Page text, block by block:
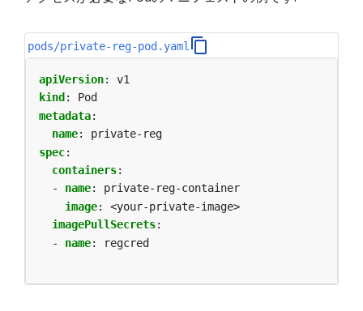
pods/private-reg-pod.yaml
apiVersion:
v1
kind :
Pod
metadata:
name:
private-reg
spec:
containers:
- name:
private-reg-container
image:
<your-private-image>
imagePullSecrets:
- name: regcred